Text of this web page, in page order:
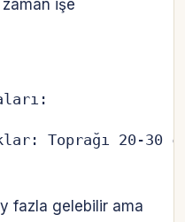
zaman işe
Toprağı 20-30
fazla gelebilir ama